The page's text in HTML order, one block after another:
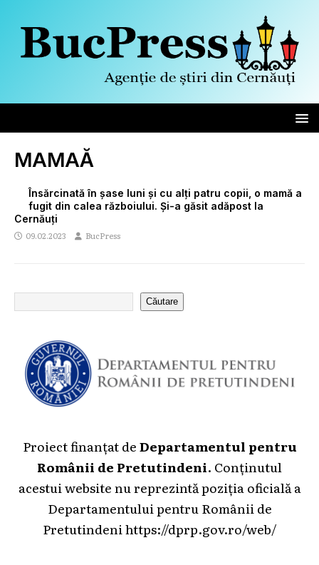
MAMAĂ
Însărcinată în șase luni și cu alți patru copii, o mamă a
fugit din calea războiului. Și-a găsit adăpost la
Cernăuți
09.02.2023 BucPress
Căutare
Proiect finanțat deDepartamentul pentru
Românii de Pretutindeni. Conținutul
acestui website nu reprezintă poziția oficială a
Departamentului pentru Românii de
Pretutindeni https://dprp.gov.ro/web/